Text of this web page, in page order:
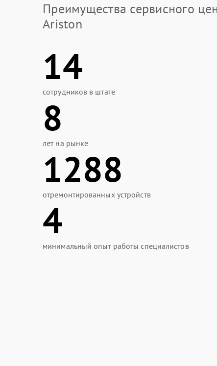
Преимущества сервисного
Ariston
14
сотрудников в штате
8
лет на рынке
1288
отремонтированных устройств
4
минимальный опыт работы специалистов